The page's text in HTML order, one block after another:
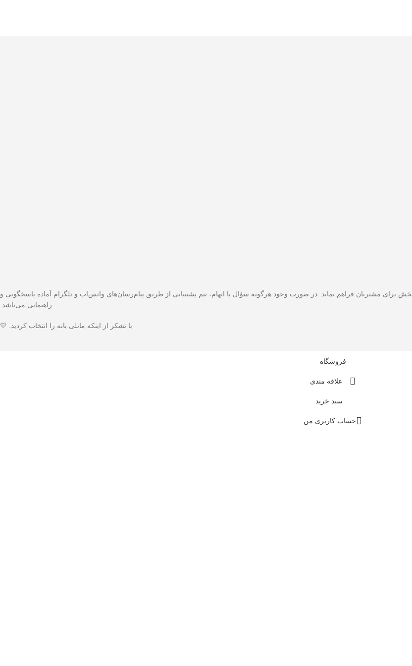
مشتریان فراهم نماید. در صورت وجود هرگونه سؤال یا ابهام، تیم پشتیبانی از طریق پیام‌رسان‌های واتس‌اپ و تلگرام آماده پاسخگویی و
راهنمایی می‌باشد.
با تشکر از اینکه مانلی بانه را انتخاب کردید. 💛
فروشگاه
علاقه مندی
سبد خرید
حساب کاربری من